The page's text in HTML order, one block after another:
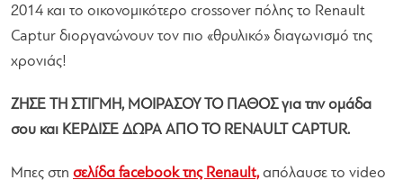
2014 και το οικονομικότερο crossover πόλης το Renault
Captur διοργανώνουν τον πιο «θρυλικό» διαγωνισμό της
χρονιάς!
ΖΗΣΕ ΤΗ ΣΤΙΓΜΗ, ΜΟΙΡΑΣΟΥ ΤΟ ΠΑΘΟΣ για την ομάδα
σου και ΚΕΡΔΙΣΕ ΔΩΡΑ ΑΠΟ ΤΟ RENAULT CAPTUR.
Μπες στη σελίδα facebook της Renault,απόλαυσε το video